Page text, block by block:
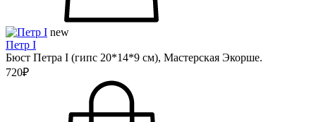
new
Петр I
Бюст Петра I (гипс 20*14*9 см), Мастерская Экорше.
720₽